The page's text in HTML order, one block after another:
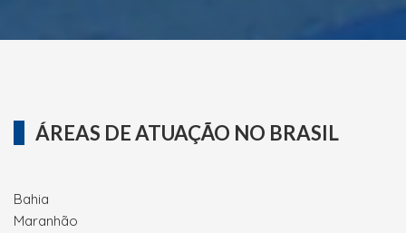
ÁREAS DE ATUAÇÃO NO BRASIL
Bahia
Maranhão